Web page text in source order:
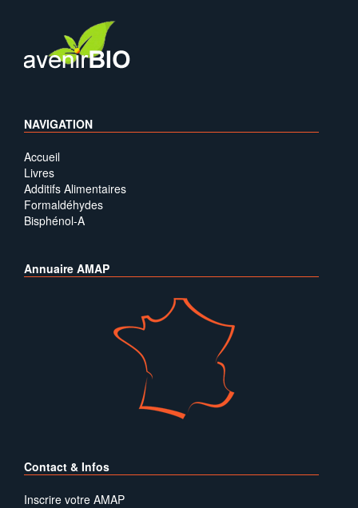
NAVIGATION
Accueil
Livres
Additifs Alimentaires
Formaldéhydes
Bisphénol-A
Annuaire AMAP
Contact & Infos
Inscrire votre AMAP